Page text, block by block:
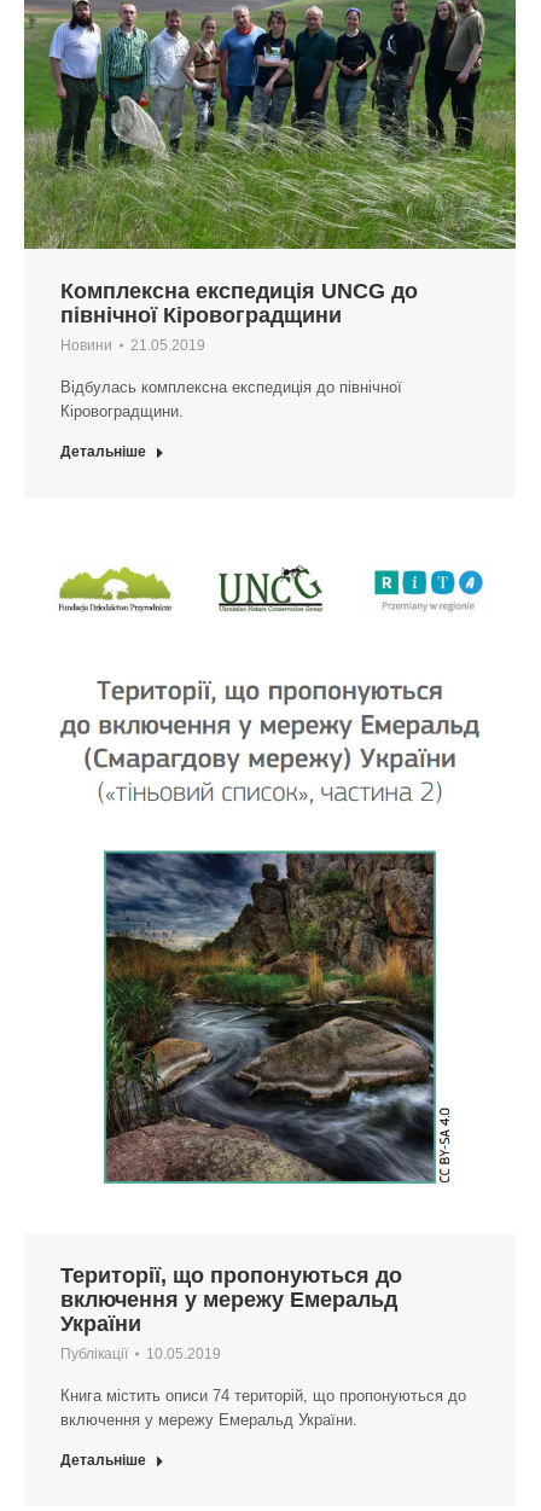
Комплексна експедиція UNCG до
північної Кіровоградщини
Новини 21.05.2019
Відбулась комплексна експедиція до північної
Кіровоградщини.
Детальніше
Території, що пропонуються до
включення у мережу Емеральд
України
Публікації 10.05.2019
Книга містить описи 74 територій, що пропонуються до
включення у мережу Емеральд України.
Детальніше